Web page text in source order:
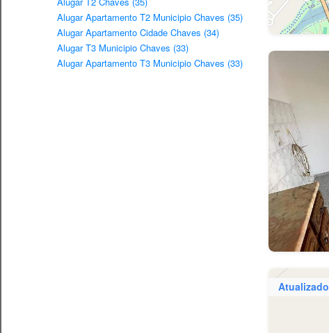
Alugar Apartamento T2 Municipio Chaves (35)
Alugar Apartamento Cidade Chaves (34)
Alugar T3 Municipio Chaves (33)
Alugar Apartamento T3 Municipio Chaves (33)
Atualizado